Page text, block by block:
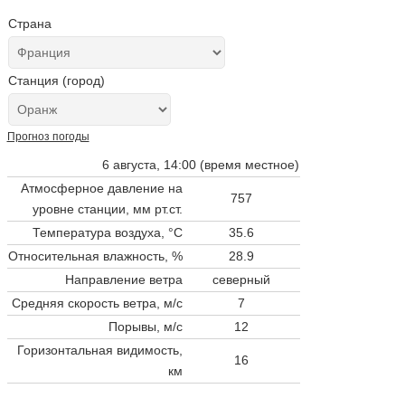
Страна
Станция (город)
Прогноз погоды
6 августа, 14:00 (время местное)
Атмосферное давление на
уровне станции, мм рт.ст.
757
Температура воздуха, °C
35.6
Относительная влажность, %
28.9
Направление ветра
северный
Средняя скорость ветра, м/с
7
Порывы, м/с
12
Горизонтальная видимость,
км
16